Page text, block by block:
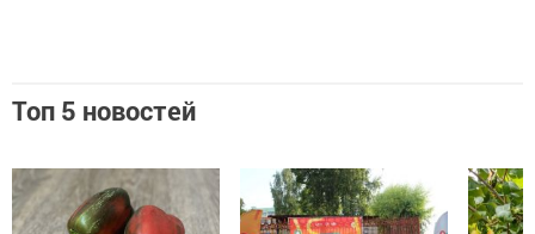
Топ 5 новостей